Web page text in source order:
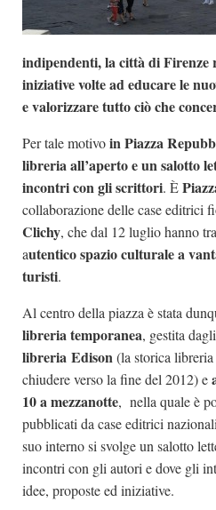
Case editrici
Partnership
Giallo Stresa
Premio Chiara
A Tutto Volume
Salone di Torino
Marketing
indipendenti, la città di Firenze
iniziative volte ad educare le
e valorizzare tutto ciò che
Per tale motivoin Piazza
libreria all’aperto e un salotto
incontri con gli scrittori. È
collaborazione delle case editrici
Clichy, che dal 12 luglio hanno
autentico spazio culturale a
turisti.
Al centro della piazza è stata
libreria temporanea, gestita
libreria Edison(la storica
chiudere verso la fine del 2012) e
10 a mezzanotte, nella quale è
pubblicati da case editrici
suo interno si svolge un salotto
incontri con gli autori e dove gli
idee, proposte ed iniziative.